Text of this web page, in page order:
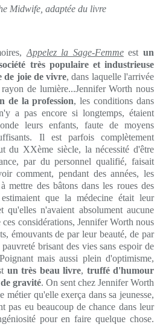
Midwife, adaptée du livre
Appelez la Sage-Femmeestun
très populaire et industrieuse
de joie de vivre, dans laquelle l'arrivée
de lumière...Jennifer Worth nous
de la profession, les conditions dans
a pas encore si longtemps, étaient
leurs enfants, faute de moyens
Il est parfois complètement
du XXème siècle, la nécessité d'être
par du personnel qualifié, faisait
comment, pendant des années, les
mettre des bâtons dans les roues des
que la médecine était leur
qu'elles n'avaient absolument aucune
considérations, Jennifer Worth nous
émouvants de par leur beauté, de par
brisant des vies sans espoir de
mais aussi plein d'optimisme,
un très beau livre, truffé d'humour
de gravité. On sent chez Jennifer Worth
métier qu'elle exerça dans sa jeunesse,
pas eu beaucoup de chance dans leur
pour en faire quelque chose.